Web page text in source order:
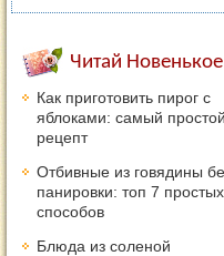
Читай Новенькое
Как приготовить пирог с
яблоками: самый простой
рецепт
Отбивные из говядины
панировки: топ 7 простых
способов
Блюда из соленой